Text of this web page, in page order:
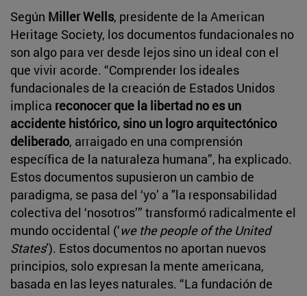
Según Miller Wells, presidente de la American
Heritage Society, los documentos fundacionales no
son algo para ver desde lejos sino un ideal con el
que vivir acorde. “Comprender los ideales
fundacionales de la creación de Estados Unidos
implica reconocer que la libertad no es un
accidente histórico, sino un logro arquitectónico
deliberado, arraigado en una comprensión
específica de la naturaleza humana”, ha explicado.
Estos documentos supusieron un cambio de
paradigma, se pasa del ‘yo’ a "la responsabilidad
colectiva del ‘nosotros’” transformó radicalmente el
mundo occidental (‘we the people of the United
States’). Estos documentos no aportan nuevos
principios, solo expresan la mente americana,
basada en las leyes naturales. “La fundación de